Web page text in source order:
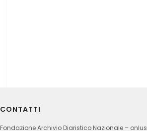
CONTATTI
Fondazione Archivio Diaristico Nazionale – onlus